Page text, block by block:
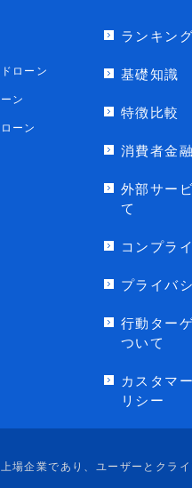
ローン
ン
ーン
ランキング
基礎知識
特徴比較
消費者金
外部サー
て
コンプラ
プライバ
行動ター
ついて
カスタマ
リシー